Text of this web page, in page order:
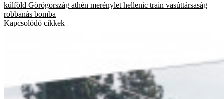
külföld Görögország athén merénylet hellenic train vasúttársaság
robbanás bomba
Kapcsolódó cikkek